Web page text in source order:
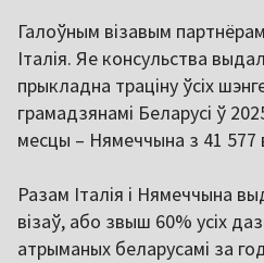
Галоўным візавым
Італія. Яе консульства
прыкладна траціну ўсіх
грамадзянамі Беларусі ў
месцы – Нямеччына з 41 577
Разам Італія і Нямеччына
візаў, або звыш 60% усіх
атрыманых беларусамі за